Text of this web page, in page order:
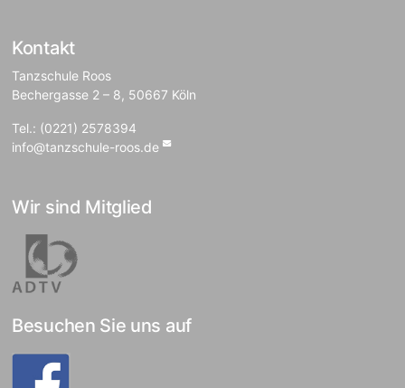
Kontakt
Tanzschule Roos
Bechergasse 2 – 8, 50667 Köln
Tel.: (0221) 2578394
info@tanzschule-roos.de
Wir sind Mitglied
Besuchen Sie uns auf